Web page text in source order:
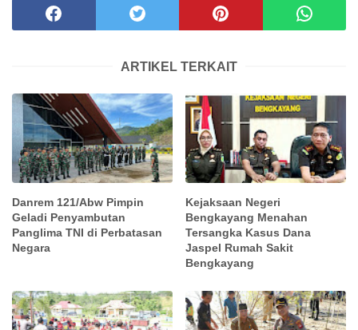
ARTIKEL TERKAIT
Danrem 121/Abw Pimpin
Geladi Penyambutan
Panglima TNI di Perbatasan
Negara
Kejaksaan Negeri
Bengkayang Menahan
Tersangka Kasus Dana
Jaspel Rumah Sakit
Bengkayang